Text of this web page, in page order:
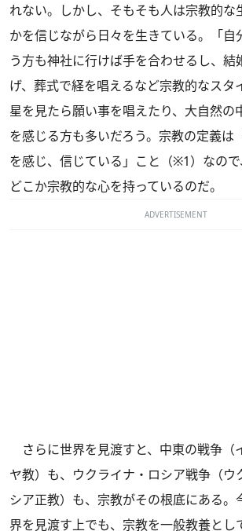
れない。しかし、そもそも人は宗教的な
かを信じながら日々を生きている。「自
う方も神社に行けば手を合わせるし、結
げ、葬式で経を唱えるなど宗教的なスタ
星を見たら願い事を唱えたり、大自然の
を感じる方も多いだろう。宗教の定義は
を感じ、信じている」こと （※1） なので
どこか宗教的な心を持っているのだ。
ADVERTISEMENT
さらに世界を見渡すと、中東の戦争（
ヤ教）も、ウクライナ・ロシア戦争（ウ
シア正教）も、宗教がその根底にある。
界を見渡す上でも、宗教を一般教養とし